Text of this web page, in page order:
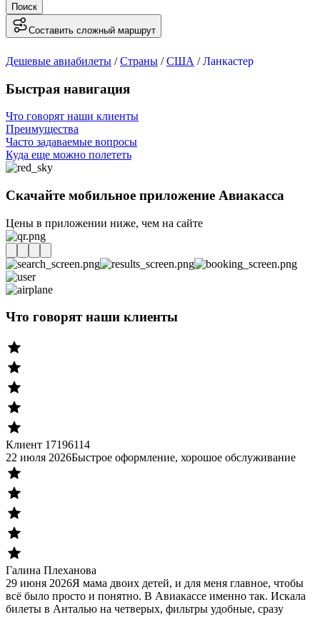
Поиск
Составить сложный маршрут
Дешевые авиабилеты /Страны /США /Ланкастер
Быстрая навигация
Что говорят наши клиенты
Преимущества
Часто задаваемые вопросы
Куда еще можно полететь
Скачайте мобильное приложение Авиакасса
Цены в приложении ниже, чем на сайте
Что говорят наши клиенты
Клиент 17196114
22 июля 2026Быстрое оформление, хорошое обслуживание
Галина Плеханова
29 июня 2026Я мама двоих детей, и для меня главное, чтобы
всё было просто и понятно. В Авиакассе именно так. Искала
билеты в Анталью на четверых, фильтры удобные, сразу